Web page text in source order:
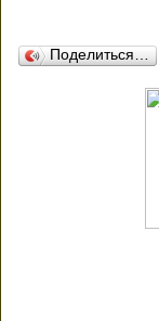
Поделиться…